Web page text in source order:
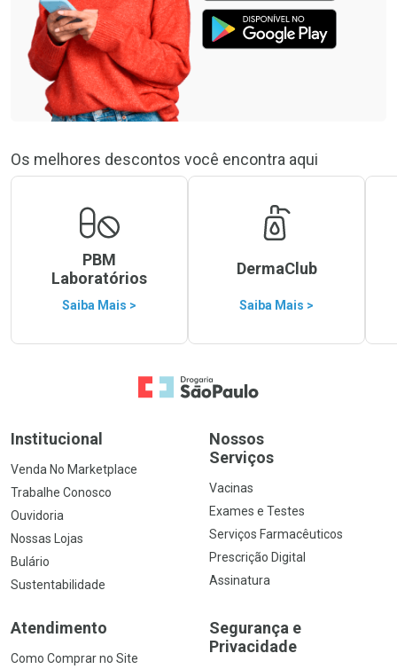
Os melhores descontos você encontra aqui
PBM
Laboratórios
Saiba Mais >
DermaClub
Saiba Mais >
Ir para a Home
Institucional
Venda No Marketplace
Trabalhe Conosco
Ouvidoria
Nossas Lojas
Bulário
Sustentabilidade
Nossos
Serviços
Vacinas
Exames e Testes
Serviços Farmacêuticos
Prescrição Digital
Assinatura
Atendimento
Como Comprar no Site
Segurança e
Privacidade